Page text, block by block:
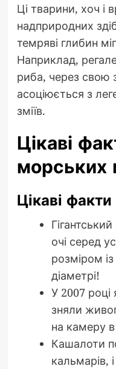
Ці тварини, хоч
надприродних
темряві глибин
Наприклад,
риба, через свою
асоціюється з
зміїв.
Цікаві
морських
Цікаві
очі серед
розміром
діаметрі!
У 2007 році
зняли
на камеру
Кашалоти
кальмарів,